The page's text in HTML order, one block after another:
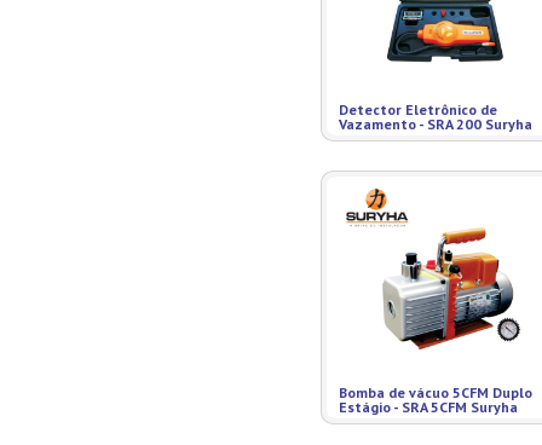
Detector Eletrônico de
Vazamento - SRA 200 Suryha
Bomba de vácuo 5CFM Duplo
Estágio - SRA 5CFM Suryha